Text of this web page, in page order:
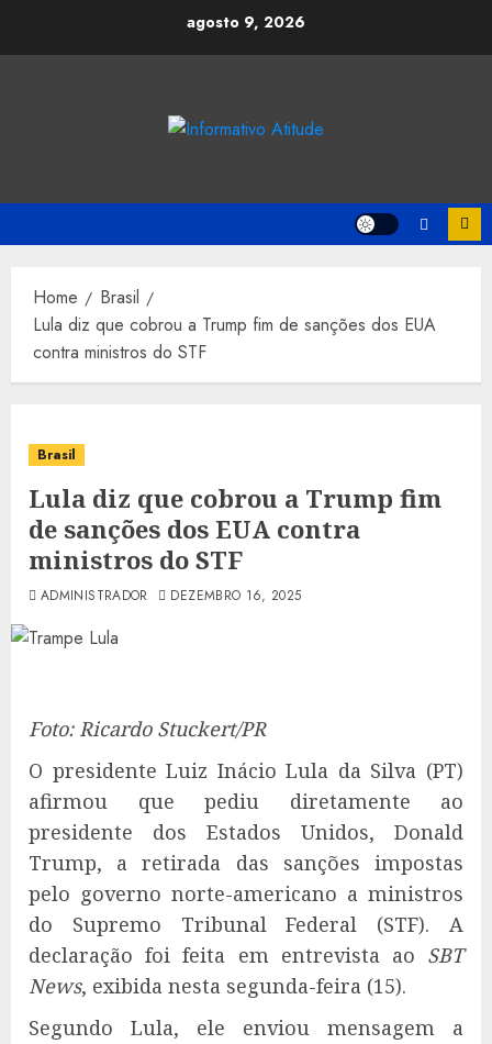
agosto 9, 2026
Home
Brasil
Lula diz que cobrou a Trump fim de sanções dos EUA
contra ministros do STF
Brasil
Lula diz que cobrou a Trump fim
de sanções dos EUA contra
ministros do STF
ADMINISTRADOR DEZEMBRO 16, 2025
Foto: Ricardo Stuckert/PR
O presidente Luiz Inácio Lula da Silva (PT)
afirmou que pediu diretamente ao
presidente dos Estados Unidos, Donald
Trump, a retirada das sanções impostas
pelo governo norte-americano a ministros
do Supremo Tribunal Federal (STF). A
declaração foi feita em entrevista ao SBT
News, exibida nesta segunda-feira (15).
Segundo Lula, ele enviou mensagem a